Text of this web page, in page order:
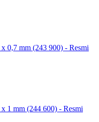
0,7 mm (243 900) - Resmi
1 mm (244 600) - Resmi